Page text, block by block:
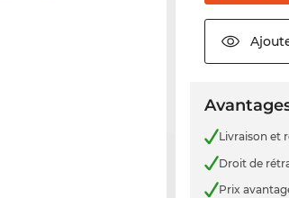
Livraison et
Droit de
Prix